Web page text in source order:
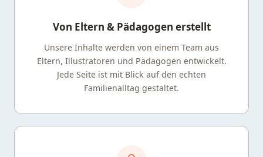
Von Eltern & Pädagogen erstellt
Unsere Inhalte werden von einem Team aus
Eltern, Illustratoren und Pädagogen entwickelt.
Jede Seite ist mit Blick auf den echten
Familienalltag gestaltet.